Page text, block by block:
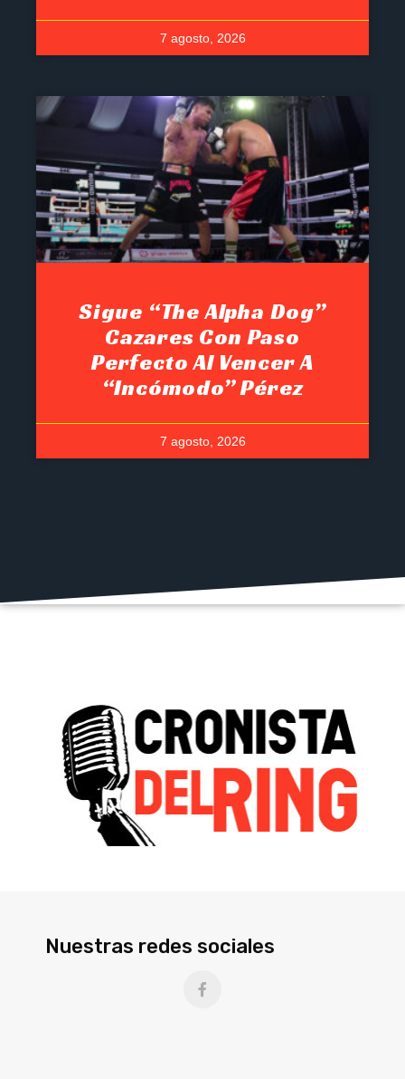
7 agosto, 2026
Sigue “The Alpha Dog”
Cazares Con Paso
Perfecto Al Vencer A
“Incómodo” Pérez
7 agosto, 2026
Nuestras redes sociales